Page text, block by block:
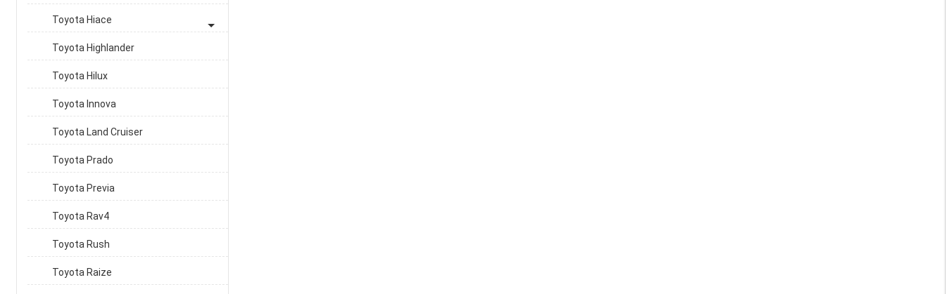
Toyota Hiace
Toyota Highlander
Toyota Hilux
Toyota Innova
Toyota Land Cruiser
Toyota Prado
Toyota Previa
Toyota Rav4
Toyota Rush
Toyota Raize